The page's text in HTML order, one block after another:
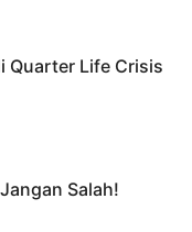
Quarter Life Crisis
Salah!